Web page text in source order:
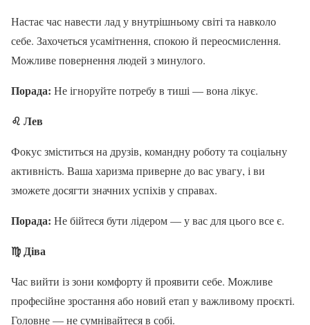
Настає час навести лад у внутрішньому світі та навколо
себе. Захочеться усамітнення, спокою й переосмислення.
Можливе повернення людей з минулого.
Порада: Не ігноруйте потребу в тиші — вона лікує.
♌ Лев
Фокус зміститься на друзів, командну роботу та соціальну
активність. Ваша харизма приверне до вас увагу, і ви
зможете досягти значних успіхів у справах.
Порада: Не бійтеся бути лідером — у вас для цього все є.
♍Діва
Час вийти із зони комфорту й проявити себе. Можливе
професійне зростання або новий етап у важливому проєкті.
Головне — не сумнівайтеся в собі.